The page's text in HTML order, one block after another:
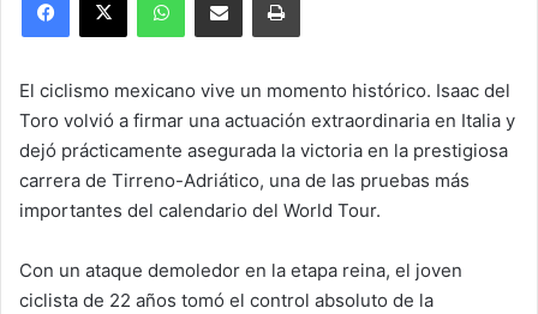
El ciclismo mexicano vive un momento histórico. Isaac del
Toro volvió a firmar una actuación extraordinaria en Italia y
dejó prácticamente asegurada la victoria en la prestigiosa
carrera de Tirreno-Adriático, una de las pruebas más
importantes del calendario del World Tour.
Con un ataque demoledor en la etapa reina, el joven
ciclista de 22 años tomó el control absoluto de la